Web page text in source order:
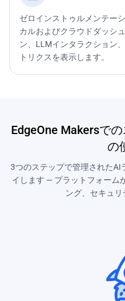
ゼロインストゥルメンテー
カルおよびクラウドダッシ
ン、LLMインタラクション
トリクスを表示します。
EdgeOne Makersで
の
3つのステップで管理されたAI
イします — プラットフォーム
ング、セキュリ